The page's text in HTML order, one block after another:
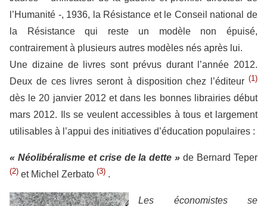
l’Humanité -, 1936, la Résistance et le Conseil national de
la Résistance qui reste un modèle non épuisé,
contrairement à plusieurs autres modèles nés après lui.
Une dizaine de livres sont prévus durant l’année 2012.
Deux de ces livres seront à disposition chez l’éditeur (1)
dès le 20 janvier 2012 et dans les bonnes librairies début
mars 2012. Ils se veulent accessibles à tous et largement
utilisables à l’appui des initiatives d’éducation populaires :
« Néolibéralisme et crise de la dette » de Bernard Teper
(2) et Michel Zerbato (3) .
Les économistes se